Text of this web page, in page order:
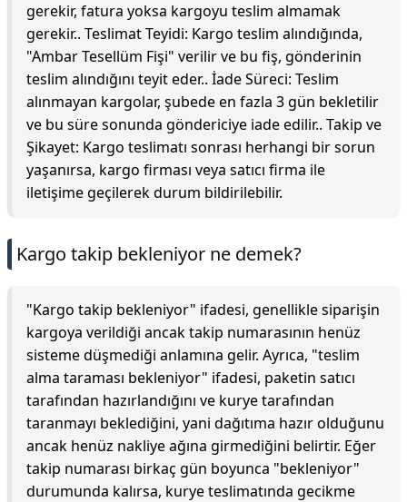
gerekir, fatura yoksa kargoyu teslim almamak
gerekir.. Teslimat Teyidi: Kargo teslim alındığında,
"Ambar Tesellüm Fişi" verilir ve bu fiş, gönderinin
teslim alındığını teyit eder.. İade Süreci: Teslim
alınmayan kargolar, şubede en fazla 3 gün bekletilir
ve bu süre sonunda göndericiye iade edilir.. Takip ve
Şikayet: Kargo teslimatı sonrası herhangi bir sorun
yaşanırsa, kargo firması veya satıcı firma ile
iletişime geçilerek durum bildirilebilir.
Kargo takip bekleniyor ne demek?
"Kargo takip bekleniyor" ifadesi, genellikle siparişin
kargoya verildiği ancak takip numarasının henüz
sisteme düşmediği anlamına gelir. Ayrıca, "teslim
alma taraması bekleniyor" ifadesi, paketin satıcı
tarafından hazırlandığını ve kurye tarafından
taranmayı beklediğini, yani dağıtıma hazır olduğunu
ancak henüz nakliye ağına girmediğini belirtir. Eğer
takip numarası birkaç gün boyunca "bekleniyor"
durumunda kalırsa, kurye teslimatında gecikme